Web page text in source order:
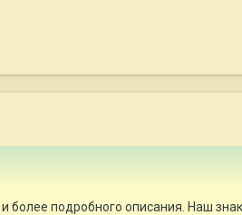
более подробного описания. Наш